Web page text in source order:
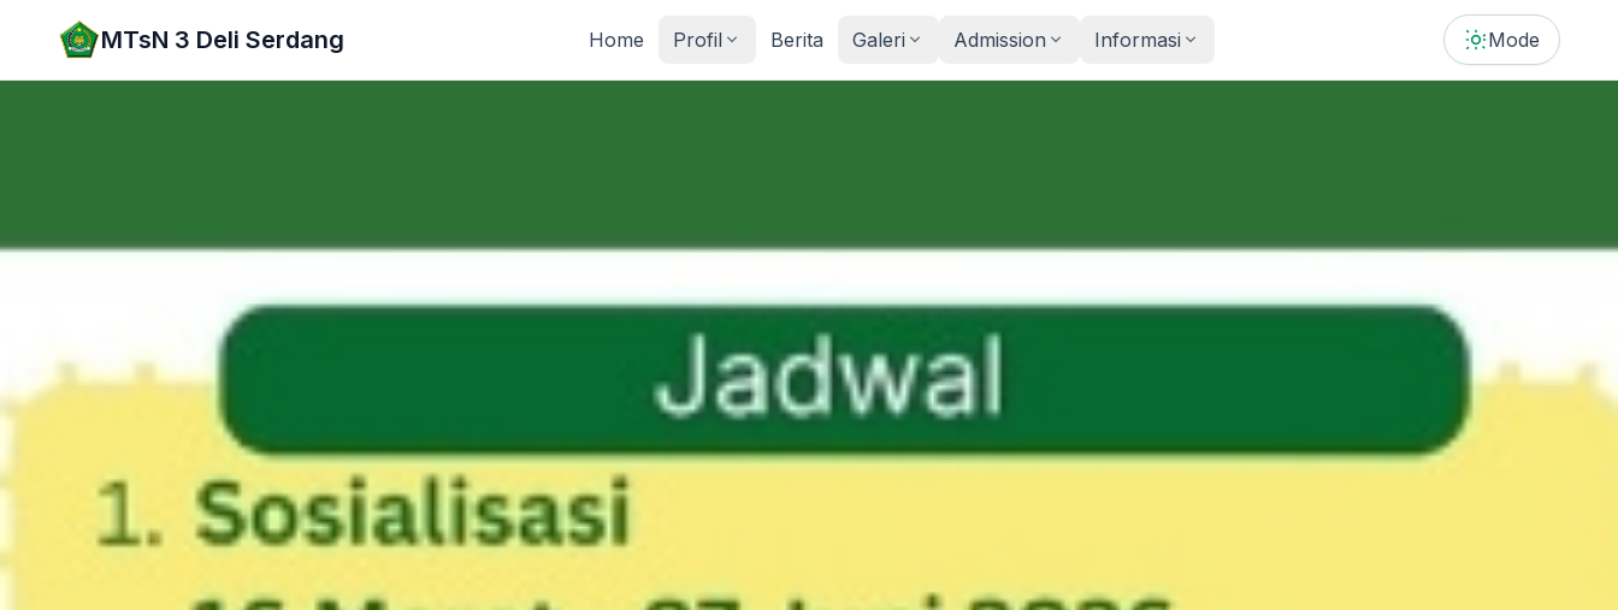
Lewati ke konten utama
MTsN 3 Deli Serdang Home Profil Berita Galeri Admission Informasi Mode